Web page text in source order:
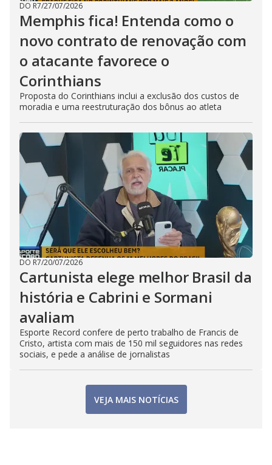
DO R7/27/07/2026
Memphis fica! Entenda como o
novo contrato de renovação com
o atacante favorece o
Corinthians
Proposta do Corinthians inclui a exclusão dos custos de
moradia e uma reestruturação dos bônus ao atleta
DO R7/20/07/2026
Cartunista elege melhor Brasil da
história e Cabrini e Sormani
avaliam
Esporte Record confere de perto trabalho de Francis de
Cristo, artista com mais de 150 mil seguidores nas redes
sociais, e pede a análise de jornalistas
VEJA MAIS NOTÍCIAS